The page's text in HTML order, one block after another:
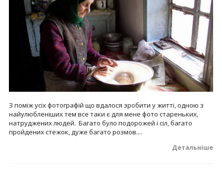
З поміж усіх фотографій що вдалося зробити у житті, одною з
найулюбленіших тем все таки є для мене фото стареньких,
натруджених людей. Багато було подорожей і сіл, багато
пройдених стежок, дуже багато розмов....
Детальніше